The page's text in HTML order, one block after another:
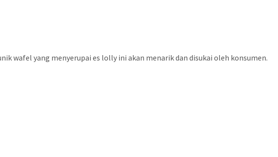
wafel yang menyerupai es lolly ini akan menarik dan disukai oleh konsumen.